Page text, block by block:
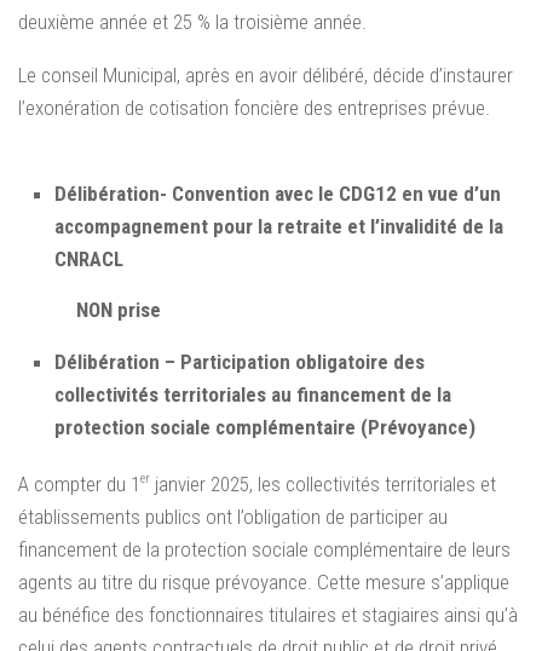
deuxième année et 25 % la troisième année.
Le conseil Municipal, après en avoir délibéré, décide d’instaurer
l’exonération de cotisation foncière des entreprises prévue.
Délibération- Convention avec le CDG12 en vue d’un
accompagnement pour la retraite et l’invalidité de la
CNRACL
NON prise
Délibération – Participation obligatoire des
collectivités territoriales au financement de la
protection sociale complémentaire (Prévoyance)
A compter du 1 er janvier 2025, les collectivités territoriales et
établissements publics ont l’obligation de participer au
financement de la protection sociale complémentaire de leurs
agents au titre du risque prévoyance. Cette mesure s’applique
au bénéfice des fonctionnaires titulaires et stagiaires ainsi qu’à